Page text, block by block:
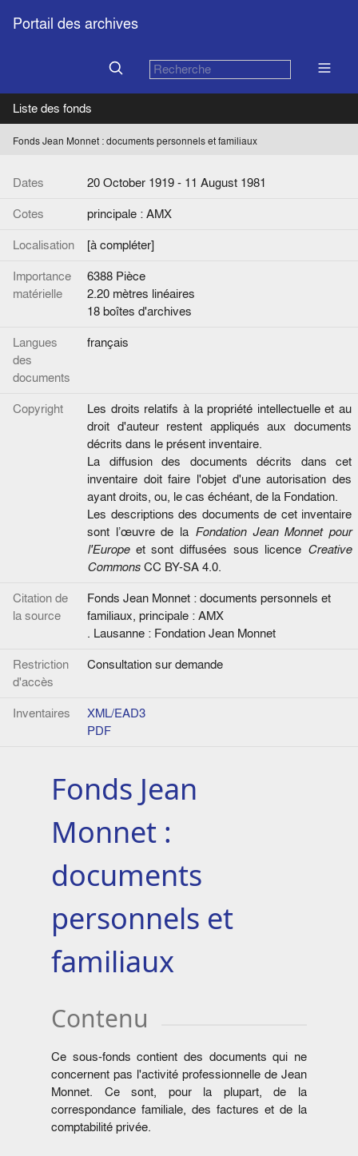
Portail des archives
Liste des fonds
Fonds Jean Monnet : documents personnels et familiaux
Dates
20 October 1919 - 11 August 1981
Cotes
principale : AMX
Localisation
[à compléter]
Importance
matérielle
6388 Pièce
2.20 mètres linéaires
18 boîtes d'archives
Langues
des
documents
français
Copyright
Les droits relatifs à la propriété intellectuelle et au
droit d'auteur restent appliqués aux documents
décrits dans le présent inventaire.
La diffusion des documents décrits dans cet
inventaire doit faire l'objet d'une autorisation des
ayant droits, ou, le cas échéant, de la Fondation.
Les descriptions des documents de cet inventaire
sont l’œuvre de la Fondation Jean Monnet pour
l'Europeet sont diffusées sous licence Creative
CommonsCC BY-SA 4.0.
Citation de
la source
Fonds Jean Monnet : documents personnels et
familiaux, principale : AMX
. Lausanne : Fondation Jean Monnet
Restriction
d'accès
Consultation sur demande
Inventaires
XML/EAD3
PDF
Fonds Jean
Monnet :
documents
personnels et
familiaux
Contenu
Ce sous-fonds contient des documents qui ne
concernent pas l'activité professionnelle de Jean
Monnet. Ce sont, pour la plupart, de la
correspondance familiale, des factures et de la
comptabilité privée.